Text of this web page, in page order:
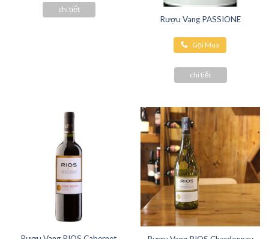
chi tiết
Rượu Vang PASSIONE
Gọi Mua
chi tiết